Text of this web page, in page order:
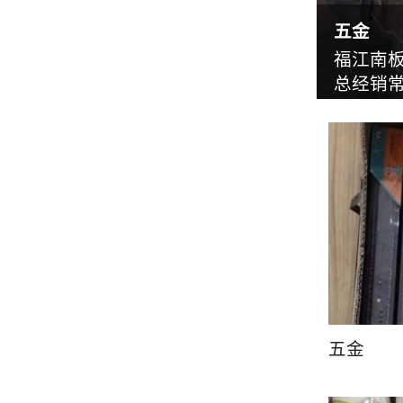
五金
福江南
总经销
五金